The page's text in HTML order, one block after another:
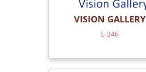
VISION GALLERY
L-246